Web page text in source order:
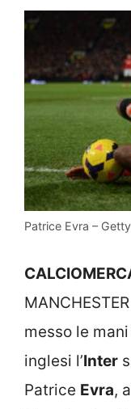
Patrice Evra –
messo le
inglesi l’Inter
Patrice Evra,